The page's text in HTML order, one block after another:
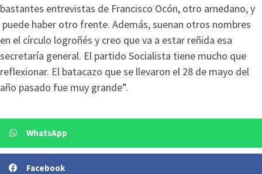
bastantes entrevistas de Francisco Ocón, otro arnedano, y
puede haber otro frente. Además, suenan otros nombres
en el círculo logroñés y creo que va a estar reñida esa
secretaría general. El partido Socialista tiene mucho que
reflexionar. El batacazo que se llevaron el 28 de mayo del
año pasado fue muy grande”.
WhatsApp
Facebook